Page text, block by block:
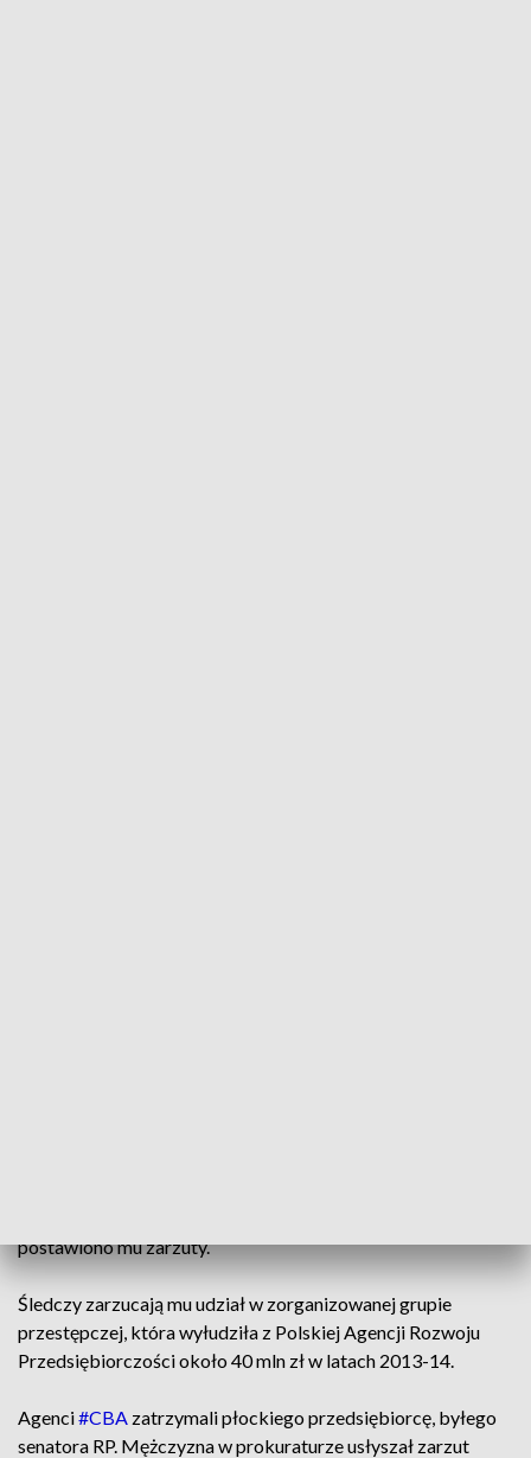
postawiono mu zarzuty.
Śledczy zarzucają mu udział w zorganizowanej grupie
przestępczej, która wyłudziła z Polskiej Agencji Rozwoju
Przedsiębiorczości około 40 mln zł w latach 2013-14.
Agenci#CBA zatrzymali płockiego przedsiębiorcę, byłego
senatora RP. Mężczyzna w prokuraturze usłyszał zarzut